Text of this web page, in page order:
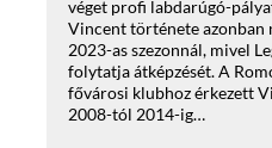
véget profi labdarúgó-
Vincent története azonban
2023-as szezonnál, mivel
folytatja átképzését. A
fővárosi klubhoz érkezett
2008-tól 2014-ig…